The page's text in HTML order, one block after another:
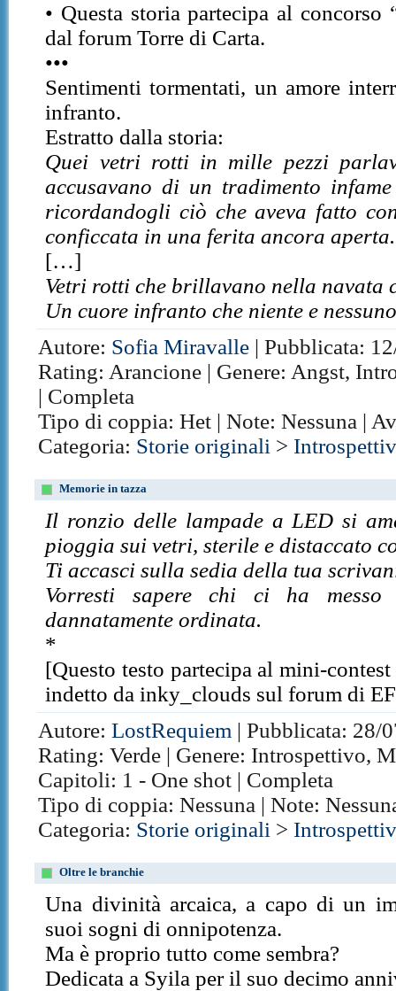
• Questa storia partecipa al
dal forum Torre di Carta.
•••
Sentimenti tormentati, un amore
infranto.
Estratto dalla storia:
Quei vetri rotti in mille pezzi
accusavano di un tradimento
ricordandogli ciò che aveva fatto
conficcata in una ferita ancora aperta.
[…]
Vetri rotti che brillavano nella navata
Un cuore infranto che niente e
Autore: Sofia Miravalle | Pubblicata:
Rating: Arancione | Genere: Angst,
| Completa
Tipo di coppia: Het | Note: Nessuna |
Categoria: Storie originali >
Memorie in tazza
Il ronzio delle lampade a LED si
pioggia sui vetri, sterile e distaccato
Ti accasci sulla sedia della tua
Vorresti sapere chi ci ha
dannatamente ordinata.
*
[Questo testo partecipa al mini-
indetto da inky_clouds sul forum di
Autore:LostRequiem | Pubblicata: 28/
Rating: Verde | Genere: Introspettivo,
Capitoli: 1 - One shot | Completa
Tipo di coppia: Nessuna | Note:
Categoria: Storie originali >
Oltre le branchie
Una divinità arcaica, a capo di un
suoi sogni di onnipotenza.
Ma è proprio tutto come sembra?
Dedicata a Syila per il suo decimo